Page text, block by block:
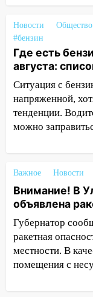
мужчины,
обвиняли в
животными
12:28
провернул
проездными
11:49
Снят
опасность»
области
11:30
2027 года
бензина
11:12
Новости Общество
#бензин
Где есть
августа:
Ситуация с
напряженной,
тенденции.
можно
Важное Новости
Внимание! В
объявлена
Губернатор
ракетная
местности. В
помещения с